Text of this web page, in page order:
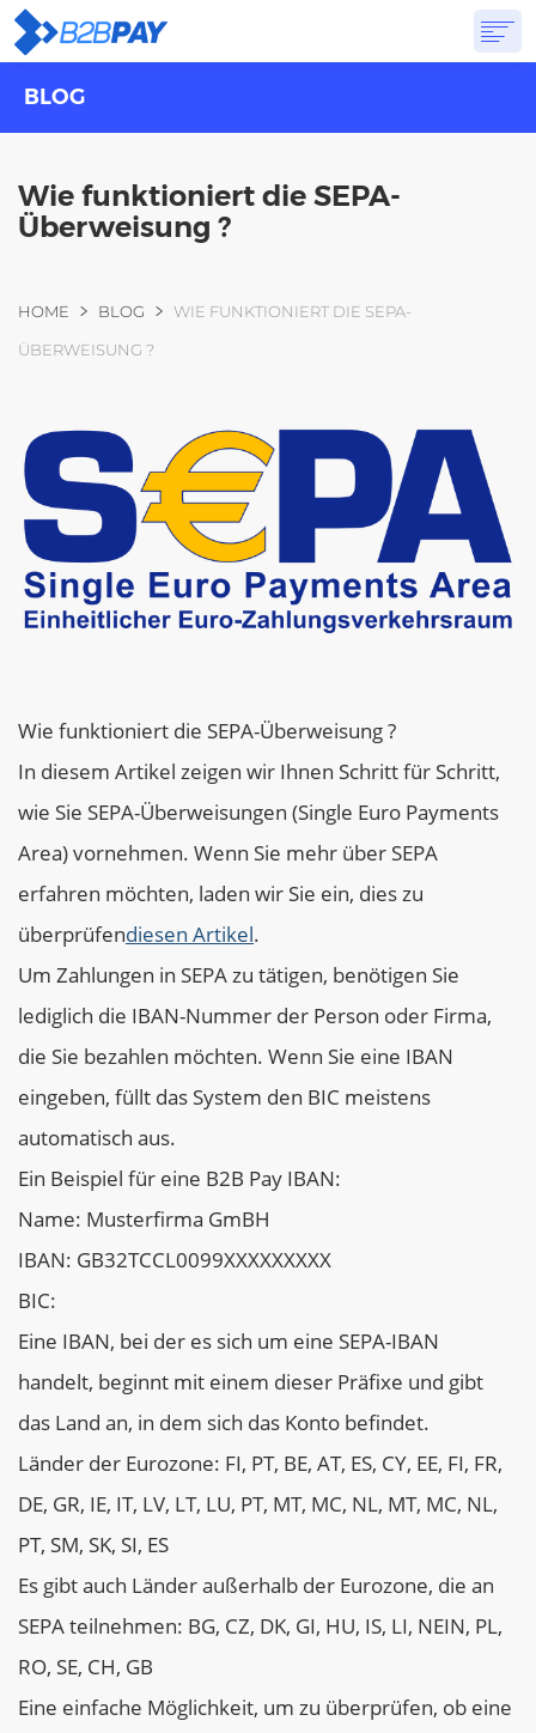
ÜBERLÖSUNGEN
BLOG
Wie funktioniert die SEPA-
Überweisung ?
Sie sind hier
HOME BLOG
WIE FUNKTIONIERT DIE SEPA-
ÜBERWEISUNG ?
Wie funktioniert die SEPA-Überweisung ?
In diesem Artikel zeigen wir Ihnen Schritt für Schritt,
wie Sie SEPA-Überweisungen (Single Euro Payments
Area) vornehmen. Wenn Sie mehr über SEPA
erfahren möchten, laden wir Sie ein, dies zu
überprüfendiesen Artikel.
Um Zahlungen in SEPA zu tätigen, benötigen Sie
lediglich die IBAN-Nummer der Person oder Firma,
die Sie bezahlen möchten. Wenn Sie eine IBAN
eingeben, füllt das System den BIC meistens
automatisch aus.
Ein Beispiel für eine B2B Pay IBAN:
Name: Musterfirma GmBH
IBAN: GB32TCCL0099XXXXXXXXX
BIC:
Eine IBAN, bei der es sich um eine SEPA-IBAN
handelt, beginnt mit einem dieser Präfixe und gibt
das Land an, in dem sich das Konto befindet.
Länder der Eurozone: FI, PT, BE, AT, ES, CY, EE, FI, FR,
DE, GR, IE, IT, LV, LT, LU, PT, MT, MC, NL, MT, MC, NL,
PT, SM, SK, SI, ES
Es gibt auch Länder außerhalb der Eurozone, die an
SEPA teilnehmen: BG, CZ, DK, GI, HU, IS, LI, NEIN, PL,
RO, SE, CH, GB
Eine einfache Möglichkeit, um zu überprüfen, ob eine